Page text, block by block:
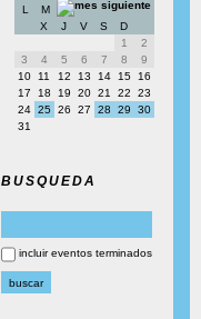
L
M
X
J V S
D
1
2
3
4 5 6 7 8
9
10
11 12 13 14 15
16
17
18 19 20 21 22
23
24 25 26 27 28 29
30
31
BUSQUEDA
incluir eventos terminados